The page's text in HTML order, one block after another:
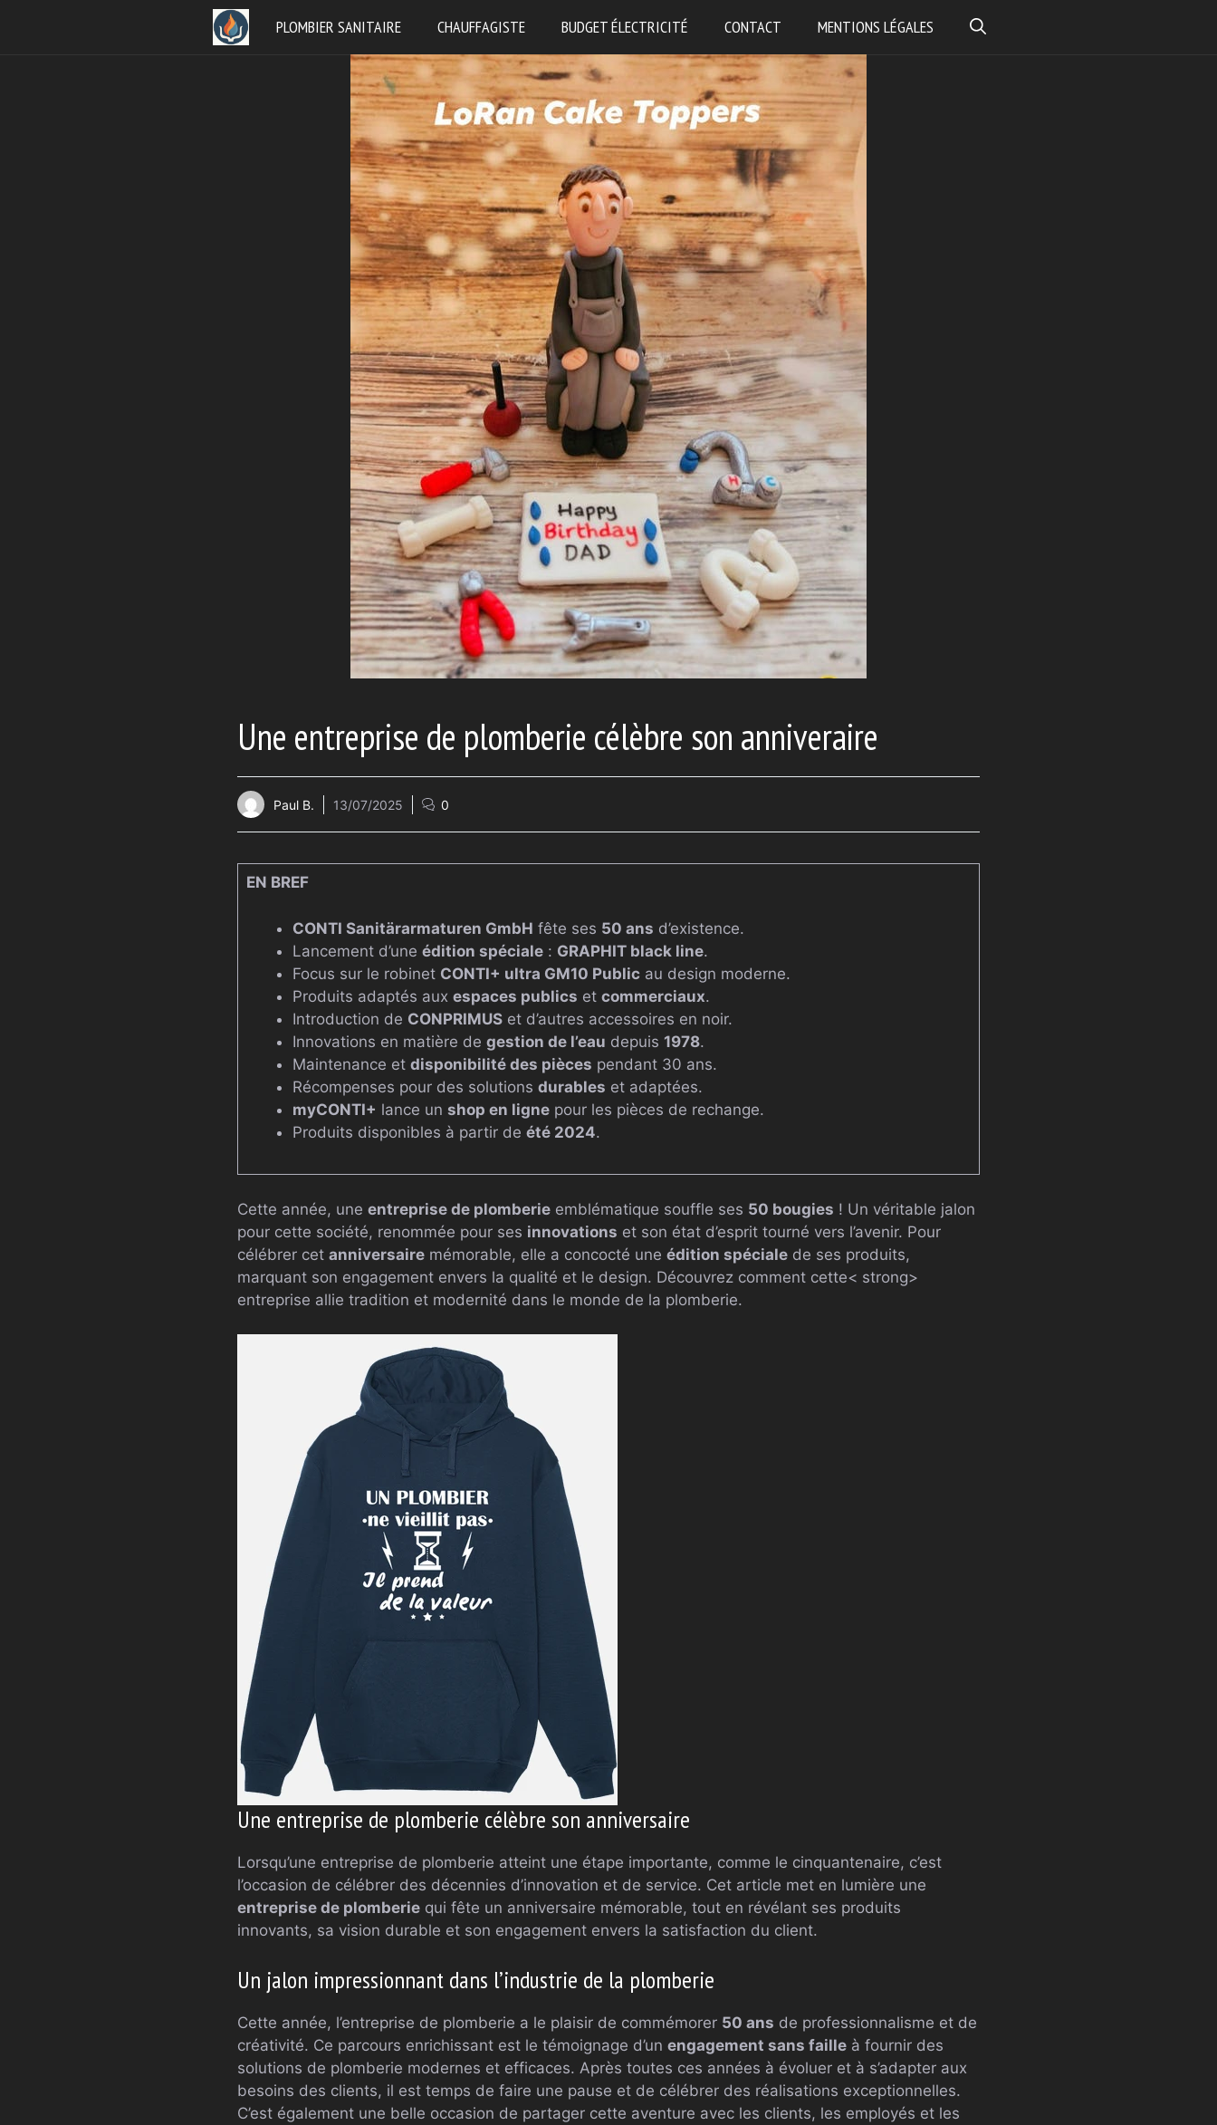
PLOMBIER SANITAIRE CHAUFFAGISTE BUDGET ÉLECTRICITÉ CONTACT MENTIONS LÉGALES
Une entreprise de plomberie célèbre son anniveraire
Paul B. 13/07/2025 0
EN BREF
CONTI Sanitärarmaturen GmbH fête ses 50 ans d’existence.
Lancement d’une édition spéciale: GRAPHIT black line.
Focus sur le robinet CONTI+ ultra GM10 Publicau design moderne.
Produits adaptés aux espaces publics et commerciaux.
Introduction de CONPRIMUSet d’autres accessoires en noir.
Innovations en matière de gestion de l’eau depuis 1978.
Maintenance et disponibilité des pièces pendant 30 ans.
Récompenses pour des solutions durables et adaptées.
myCONTI+ lance un shop en lignepour les pièces de rechange.
Produits disponibles à partir de été 2024.
Cette année, une entreprise de plomberie emblématique souffle ses 50 bougies ! Un véritable jalon
pour cette société, renommée pour ses innovations et son état d’esprit tourné vers l’avenir. Pour
célébrer cet anniversaire mémorable, elle a concocté une édition spéciale de ses produits,
marquant son engagement envers la qualité et le design. Découvrez comment cette< strong>
entreprise allie tradition et modernité dans le monde de la plomberie.
Une entreprise de plomberie célèbre son anniversaire
Lorsqu’une entreprise de plomberie atteint une étape importante, comme le cinquantenaire, c’est
l’occasion de célébrer des décennies d’innovation et de service. Cet article met en lumière une
entreprise de plomberie qui fête un anniversaire mémorable, tout en révélant ses produits
innovants, sa vision durable et son engagement envers la satisfaction du client.
Un jalon impressionnant dans l’industrie de la plomberie
Cette année, l’entreprise de plomberie a le plaisir de commémorer 50 ans de professionnalisme et de
créativité. Ce parcours enrichissant est le témoignage d’un engagement sans faille à fournir des
solutions de plomberie modernes et efficaces. Après toutes ces années à évoluer et à s’adapter aux
besoins des clients, il est temps de faire une pause et de célébrer des réalisations exceptionnelles.
C’est également une belle occasion de partager cette aventure avec les clients, les employés et les